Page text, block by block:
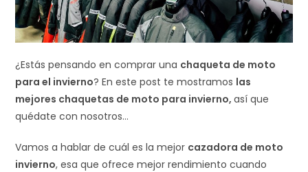
¿Estás pensando en comprar una chaqueta de moto
para el invierno? En este post te mostramos las
mejores chaquetas de moto para invierno,así que
quédate con nosotros…
Vamos a hablar de cuál es la mejor cazadora de moto
invierno, esa que ofrece mejor rendimiento cuando